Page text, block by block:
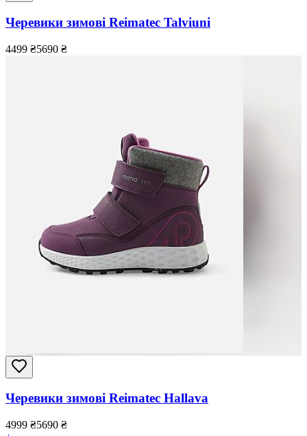
Черевики зимові Reimatec Talviuni
4499 ₴5690 ₴
Черевики зимові Reimatec Hallava
4999 ₴5690 ₴